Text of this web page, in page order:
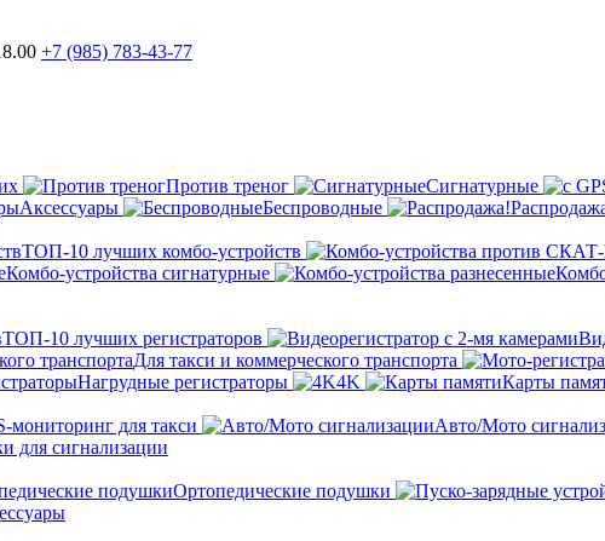
+7 (985) 783-43-77
Против треног Сигнатурные
Аксессуары Беспроводные
ТОП-10 лучших комбо-устройств
Комбо-устройства сигнатурные
ТОП-10 лучших регистраторов
Для такси и коммерческого транспорта
Нагрудные регистраторы 4K Карты
мониторинг для такси
Авто/Мото
для сигнализации
Ортопедические подушки